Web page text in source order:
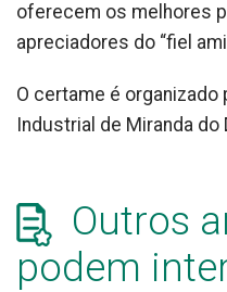
oferecem os melhores
apreciadores do “fiel
O certame é
Industrial de Miranda do
Outros
podem